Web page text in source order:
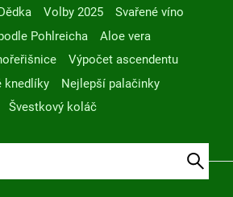
Volby 2025
Svařené víno
Pohlreicha
Aloe vera
Výpočet ascendentu
knedlíky
Nejlepší palačinky
Švestkový koláč